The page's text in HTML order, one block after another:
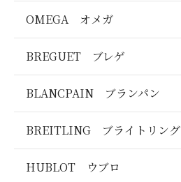
OMEGA オメガ
BREGUET ブレゲ
BLANCPAIN ブランパン
BREITLING ブライトリング
HUBLOT ウブロ